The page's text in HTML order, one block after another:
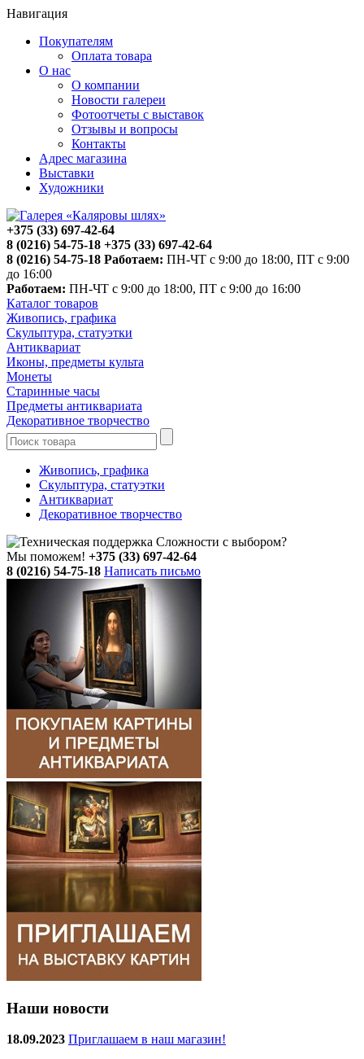
Навигация
Покупателям
Оплата товара
О нас
О компании
Новости галереи
Фотоотчеты с выставок
Отзывы и вопросы
Контакты
Адрес магазина
Выставки
Художники
+375 (33) 697-42-64
8 (0216) 54-75-18 +375 (33) 697-42-64
8 (0216) 54-75-18 Работаем: ПН-ЧТ с 9:00 до 18:00, ПТ с 9:00
до 16:00
Работаем: ПН-ЧТ с 9:00 до 18:00, ПТ с 9:00 до 16:00
Каталог товаров
Живопись, графика
Скульптура, статуэтки
Антиквариат
Иконы, предметы культа
Монеты
Старинные часы
Предметы антиквариата
Декоративное творчество
Живопись, графика
Скульптура, статуэтки
Антиквариат
Декоративное творчество
Сложности с выбором?
Мы поможем! +375 (33) 697-42-64
8 (0216) 54-75-18 Написать письмо
Наши новости
18.09.2023 Приглашаем в наш магазин!